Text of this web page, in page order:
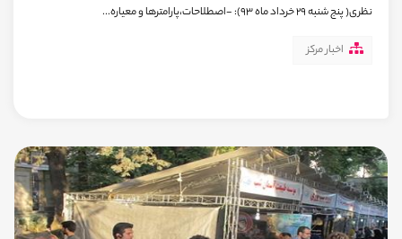
نظری( پنج شنبه 29 خرداد ماه 93): -اصطلاحات،پارامترها و معیاره...
اخبار مرکز